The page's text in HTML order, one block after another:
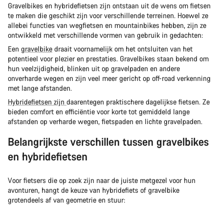
Gravelbikes en hybridefietsen zijn ontstaan uit de wens om fietsen
te maken die geschikt zijn voor verschillende terreinen. Hoewel ze
allebei functies van wegfietsen en mountainbikes hebben, zijn ze
ontwikkeld met verschillende vormen van gebruik in gedachten:
Een gravelbike draait voornamelijk om het ontsluiten van het
potentieel voor plezier en prestaties. Gravelbikes staan bekend om
hun veelzijdigheid, blinken uit op gravelpaden en andere
onverharde wegen en zijn veel meer gericht op off-road verkenning
met lange afstanden.
Hybridefietsen zijn daarentegen praktischere dagelijkse fietsen. Ze
bieden comfort en efficiëntie voor korte tot gemiddeld lange
afstanden op verharde wegen, fietspaden en lichte gravelpaden.
Belangrijkste verschillen tussen gravelbikes
en hybridefietsen
Voor fietsers die op zoek zijn naar de juiste metgezel voor hun
avonturen, hangt de keuze van hybridefiets of gravelbike
grotendeels af van geometrie en stuur: